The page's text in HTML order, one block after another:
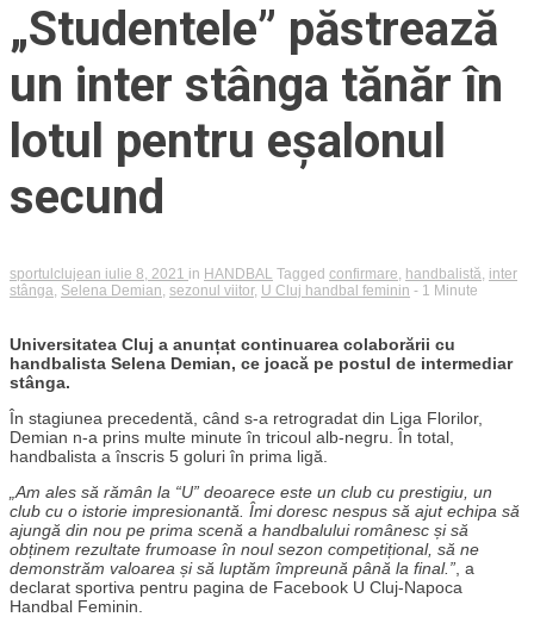
„Studentele” păstrează
un inter stânga tănăr în
lotul pentru eșalonul
secund
sportulclujean iulie 8, 2021 in HANDBAL Tagged confirmare handbalistă inter
stânga Selena Demian sezonul viitor, U Cluj handbal feminin - 1 Minute
Universitatea Cluj a anunțat continuarea colaborării cu
handbalista Selena Demian, ce joacă pe postul de intermediar
stânga.
În stagiunea precedentă, când s-a retrogradat din Liga Florilor,
Demian n-a prins multe minute în tricoul alb-negru. În total,
handbalista a înscris 5 goluri în prima ligă.
„Am ales să rămân la “U” deoarece este un club cu prestigiu, un
club cu o istorie impresionantă. Îmi doresc nespus să ajut echipa să
ajungă din nou pe prima scenă a handbalului românesc și să
obținem rezultate frumoase în noul sezon competițional, să ne
demonstrăm valoarea și să luptăm împreună până la final.” , a
declarat sportiva pentru pagina de Facebook U Cluj-Napoca
Handbal Feminin.